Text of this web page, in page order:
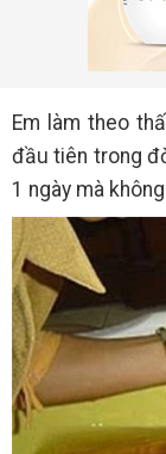
Em làm theo
đầu tiên trong
1 ngày mà